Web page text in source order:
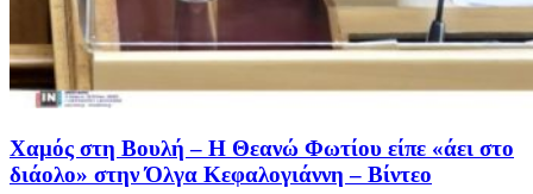
Χαμός στη Βουλή – Η Θεανώ Φωτίου είπε «άει στο
διάολο» στην Όλγα Κεφαλογιάννη – Βίντεο